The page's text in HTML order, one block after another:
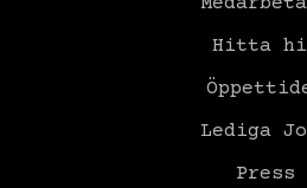
Hitta
Lediga
Press